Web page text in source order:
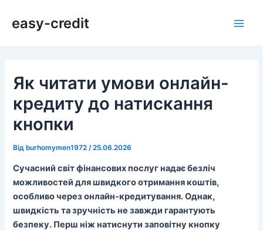
easy-credit
Як читати умови онлайн-
кредиту до натискання
кнопки
Відburhomymen1972 /25.06.2026
Сучасний світ фінансових послуг надає безліч
можливостей для швидкого отримання коштів,
особливо через онлайн-кредитування. Однак,
швидкість та зручність не завжди гарантують
безпеку. Перш ніж натиснути заповітну кнопку
по